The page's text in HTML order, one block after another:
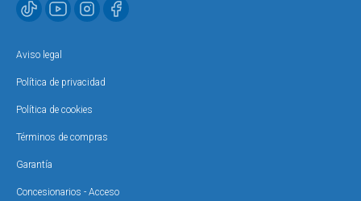
Aviso legal
Política de privacidad
Política de cookies
Términos de compras
Garantía
Concesionarios - Acceso